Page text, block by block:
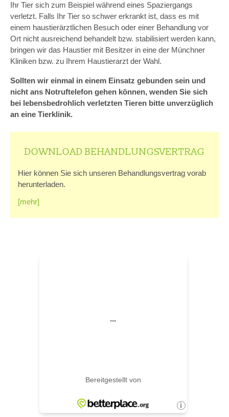
Ihr Tier sich zum Beispiel während eines Spaziergangs
verletzt. Falls Ihr Tier so schwer erkrankt ist, dass es mit
einem haustierärztlichen Besuch oder einer Behandlung vor
Ort nicht ausreichend behandelt bzw. stabilisiert werden kann,
bringen wir das Haustier mit Besitzer in eine der Münchner
Kliniken bzw. zu Ihrem Haustierarzt der Wahl.
Sollten wir einmal in einem Einsatz gebunden sein und
nicht ans Notruftelefon gehen können, wenden Sie sich
bei lebensbedrohlich verletzten Tieren bitte unverzüglich
an eine Tierklinik.
DOWNLOAD BEHANDLUNGSVERTRAG
Hier können Sie sich unseren Behandlungsvertrag vorab
herunterladen.
[mehr]